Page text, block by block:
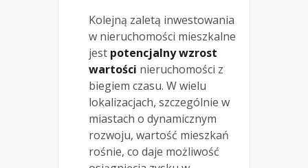
Kolejną zaletą inwestowania
w nieruchomości mieszkalne
jest potencjalny wzrost
wartości nieruchomości z
biegiem czasu. W wielu
lokalizacjach, szczególnie w
miastach o dynamicznym
rozwoju, wartość mieszkań
rośnie, co daje możliwość